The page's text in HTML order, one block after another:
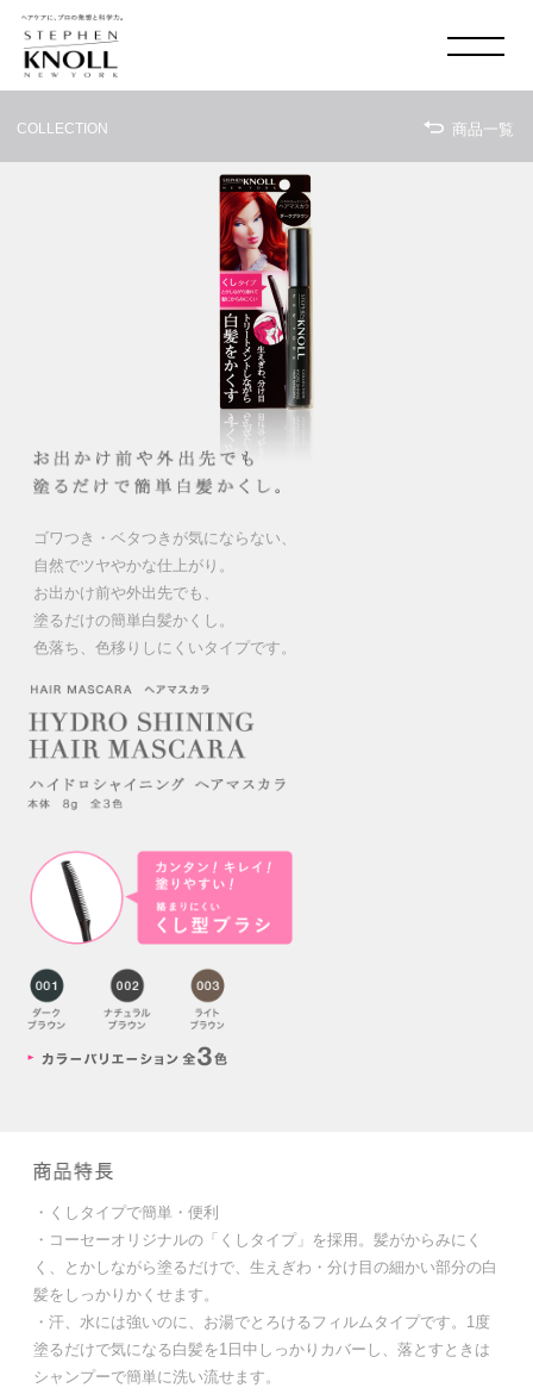
MADISON AVE. & 58 TH
ONLINE SHOP
COLLECTION 商品一覧
ゴワつき・ベタつきが気にならない、
自然でツヤやかな仕上がり。
お出かけ前や外出先でも、
塗るだけの簡単白髪かくし。
色落ち、色移りしにくいタイプです。
・くしタイプで簡単・便利
・コーセーオリジナルの「くしタイプ」を採用。髪がからみにく
く、とかしながら塗るだけで、生えぎわ・分け目の細かい部分の白
髪をしっかりかくせます。
・汗、水には強いのに、お湯でとろけるフィルムタイプです。1度
塗るだけで気になる白髪を1日中しっかりカバーし、落とすときは
シャンプーで簡単に洗い流せます。